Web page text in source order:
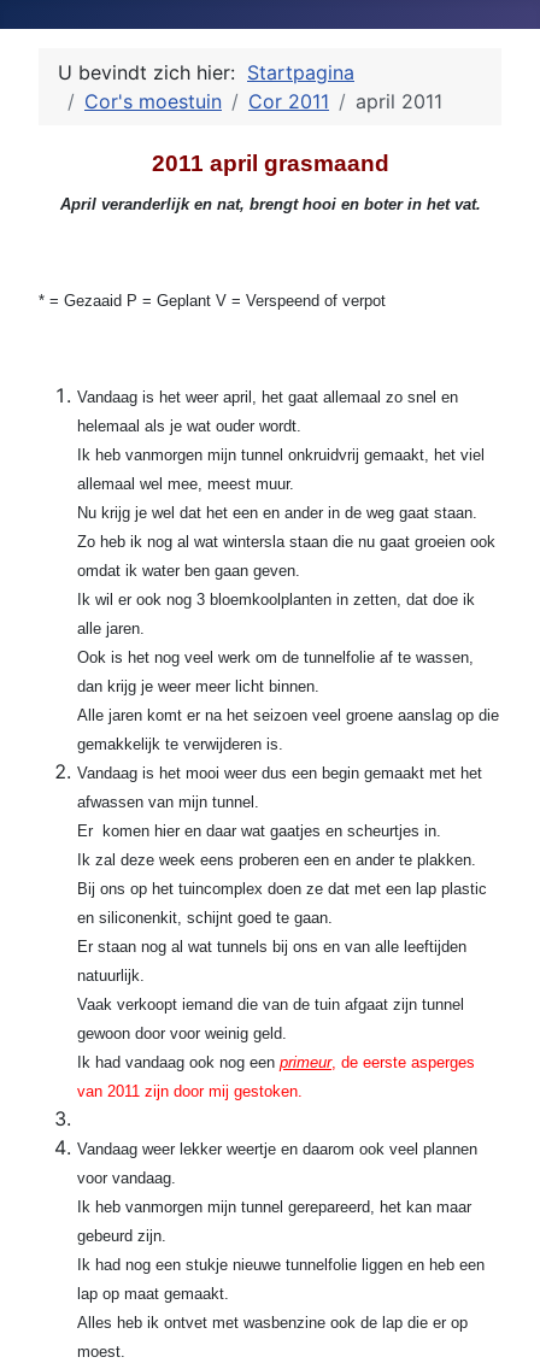
U bevindt zich hier: Startpagina
Cor's moestuin
Cor 2011 april 2011
2011 april grasmaand
April veranderlijk en nat, brengt hooi en boter in het vat.
* = Gezaaid P = Geplant V = Verspeend of verpot
Vandaag is het weer april, het gaat allemaal zo snel en
helemaal als je wat ouder wordt.
Ik heb vanmorgen mijn tunnel onkruidvrij gemaakt, het viel
allemaal wel mee, meest muur.
Nu krijg je wel dat het een en ander in de weg gaat staan.
Zo heb ik nog al wat wintersla staan die nu gaat groeien ook
omdat ik water ben gaan geven.
Ik wil er ook nog 3 bloemkoolplanten in zetten, dat doe ik
alle jaren.
Ook is het nog veel werk om de tunnelfolie af te wassen,
dan krijg je weer meer licht binnen.
Alle jaren komt er na het seizoen veel groene aanslag op die
gemakkelijk te verwijderen is.
Vandaag is het mooi weer dus een begin gemaakt met het
afwassen van mijn tunnel.
Er komen hier en daar wat gaatjes en scheurtjes in.
Ik zal deze week eens proberen een en ander te plakken.
Bij ons op het tuincomplex doen ze dat met een lap plastic
en siliconenkit, schijnt goed te gaan.
Er staan nog al wat tunnels bij ons en van alle leeftijden
natuurlijk.
Vaak verkoopt iemand die van de tuin afgaat zijn tunnel
gewoon door voor weinig geld.
Ik had vandaag ook nog een primeur, de eerste asperges
van 2011 zijn door mij gestoken.
Vandaag weer lekker weertje en daarom ook veel plannen
voor vandaag.
Ik heb vanmorgen mijn tunnel gerepareerd, het kan maar
gebeurd zijn.
Ik had nog een stukje nieuwe tunnelfolie liggen en heb een
lap op maat gemaakt.
Alles heb ik ontvet met wasbenzine ook de lap die er op
moest.